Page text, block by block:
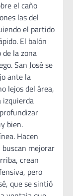
el caño
las del
el partido
El balón
la zona
San José se
ante la
lejos del área,
izquierda
bien.
Hacen
mejorar
crean
pero
que se sintió